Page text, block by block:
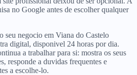
no Google antes de escolher qualquer
seu negocio em Viana do Castelo
digital, disponivel 24 horas por dia.
a trabalhar para si: mostra os seus
responde a duvidas frequentes e
a escolhe-lo.